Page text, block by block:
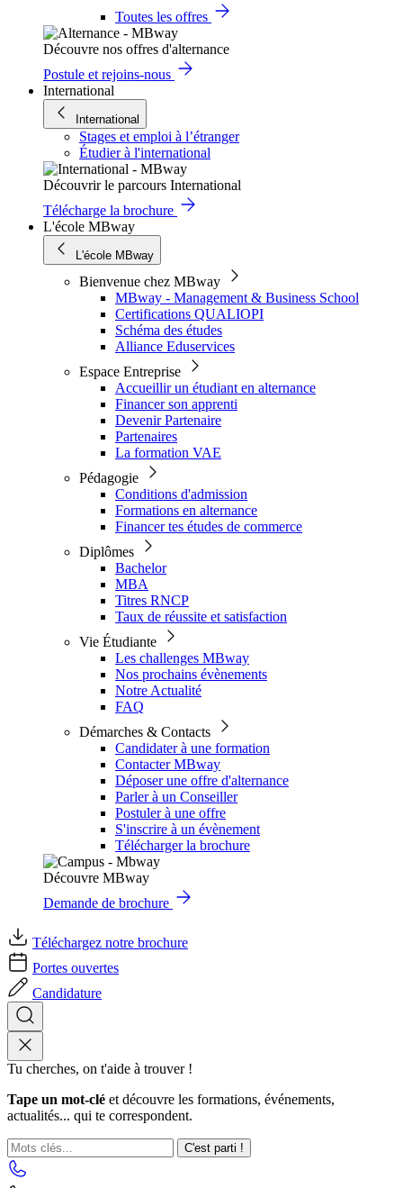
Toutes les offres
Découvre nos offres d'alternance
Postule et rejoins-nous
International
International
Stages et emploi à l’étranger
Étudier à l'international
Découvrir le parcours International
Télécharge la brochure
L'école MBway
L'école MBway
Bienvenue chez MBway
MBway - Management & Business School
Certifications QUALIOPI
Schéma des études
Alliance Eduservices
Espace Entreprise
Accueillir un étudiant en alternance
Financer son apprenti
Devenir Partenaire
Partenaires
La formation VAE
Pédagogie
Conditions d'admission
Formations en alternance
Financer tes études de commerce
Diplômes
Bachelor
MBA
Titres RNCP
Taux de réussite et satisfaction
Vie Étudiante
Les challenges MBway
Nos prochains évènements
Notre Actualité
FAQ
Démarches & Contacts
Candidater à une formation
Contacter MBway
Déposer une offre d'alternance
Parler à un Conseiller
Postuler à une offre
S'inscrire à un évènement
Télécharger la brochure
Découvre MBway
Demande de brochure
Téléchargez notre brochure
Portes ouvertes
Candidature
Tu cherches, on t'aide à trouver !
Tape un mot-clé et découvre les formations, événements,
actualités... qui te correspondent.
C'est parti !